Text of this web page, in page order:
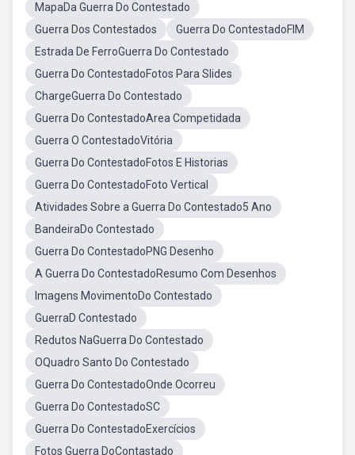
MapaDa Guerra Do Contestado
Guerra Dos Contestados
Guerra Do ContestadoFIM
Estrada De FerroGuerra Do Contestado
Guerra Do ContestadoFotos Para Slides
ChargeGuerra Do Contestado
Guerra Do ContestadoArea Competidada
Guerra O ContestadoVitória
Guerra Do ContestadoFotos E Historias
Guerra Do ContestadoFoto Vertical
Atividades Sobre a Guerra Do Contestado5 Ano
BandeiraDo Contestado
Guerra Do ContestadoPNG Desenho
A Guerra Do ContestadoResumo Com Desenhos
Imagens MovimentoDo Contestado
GuerraD Contestado
Redutos NaGuerra Do Contestado
OQuadro Santo Do Contestado
Guerra Do ContestadoOnde Ocorreu
Guerra Do ContestadoSC
Guerra Do ContestadoExercícios
Fotos Guerra DoContastado